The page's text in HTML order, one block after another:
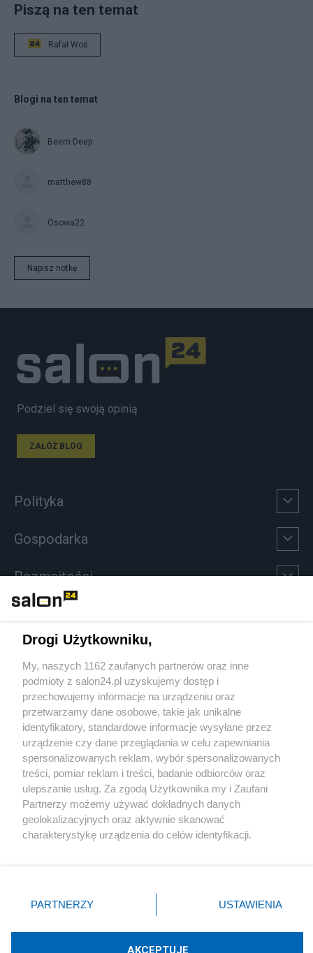
Piszą na ten temat
Rafał Woś
Blogi na ten temat
Beem.Deep
matthew88
Osowa22
Napisz notkę
Podziel się swoją opinią
ZAŁÓŻ BLOG
Polityka
Gospodarka
Rozmaitości
Sport
Społeczeństwo
Kultura
X Facebook Instagram Youtube
Drogi Użytkowniku,
My, naszych 1162 zaufanych partnerów oraz inne
podmioty z salon24.pl uzyskujemy dostęp i
przechowujemy informacje na urządzeniu oraz
przetwarzamy dane osobowe, takie jak unikalne
identyfikatory, standardowe informacje wysyłane przez
urządzenie czy dane przeglądania w celu zapewniania
spersonalizowanych reklam, wybór spersonalizowanych
treści, pomiar reklam i treści, badanie odbiorców oraz
ulepszanie usług. Za zgodą Użytkownika my i Zaufani
Partnerzy możemy używać dokładnych danych
geolokalizacyjnych oraz aktywnie skanować
charakterystykę urządzenia do celów identyfikacji.
zmienić/wycofać klikając przycisk ustawień prywatności
znajdujący się w lewym dolnym rogu strony
rodzaje przetwarzania danych nie wymagają zgody
użytkownika, ale masz prawo sprzeciwić się takiemu
PARTNERZY USTAWIENIA
AKCEPTUJĘ